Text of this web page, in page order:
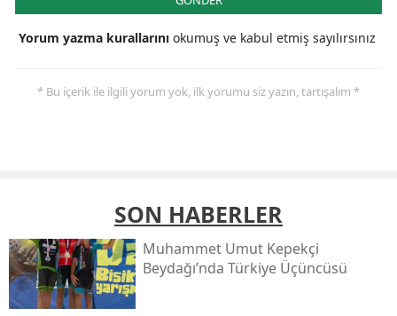
Yorum yazma kurallarını okumuş ve kabul etmiş sayılırsınız
* Bu içerik ile ilgili yorum yok, ilk yorumu siz yazın, tartışalım *
SON HABERLER
Muhammet Umut Kepekçi
Beydağı’nda Türkiye Üçüncüsü